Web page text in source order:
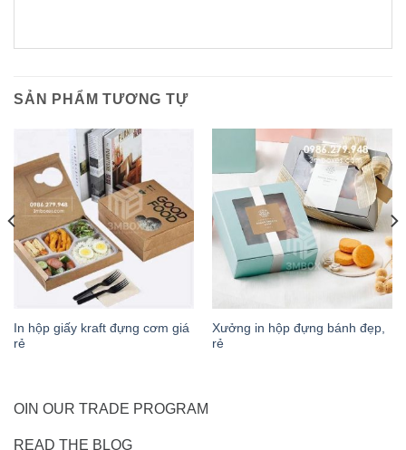
SẢN PHẨM TƯƠNG TỰ
In hộp giấy kraft đựng cơm giá
rẻ
Xưởng in hộp đựng bánh đẹp,
rẻ
OIN OUR TRADE PROGRAM
READ THE BLOG